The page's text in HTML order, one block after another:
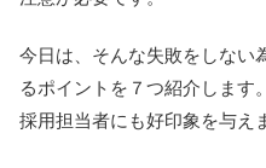
今日は、そんな失敗をしない
るポイントを７つ紹介します
採用担当者にも好印象を与え